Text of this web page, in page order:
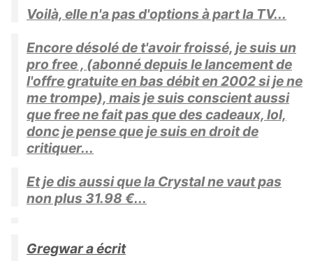
Voilà, elle n'a pas d'options à part la TV...
Encore désolé de t'avoir froissé, je suis un
pro free , (abonné depuis le lancement de
l'offre gratuite en bas débit en 2002 si je ne
me trompe), mais je suis conscient aussi
que free ne fait pas que des cadeaux, lol,
donc je pense que je suis en droit de
critiquer...
Et je dis aussi que la Crystal ne vaut pas
non plus 31.98 €...
Gregwar a écrit